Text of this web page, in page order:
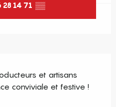
28 14 71 ▒▒
et artisans
conviviale et festive !